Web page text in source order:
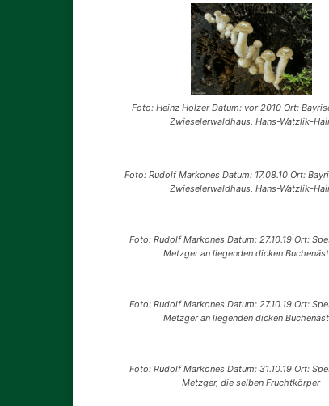
Foto: Heinz Holzer Datum: vor 2010 Ort:
Zwieselerwaldhaus, Hans-Watzlik-
Foto: Rudolf Markones Datum: 17.08.10 Ort:
Zwieselerwaldhaus, Hans-Watzlik-
Foto: Rudolf Markones Datum: 27.10.19 Ort:
Metzger an liegenden dicken
Foto: Rudolf Markones Datum: 27.10.19 Ort:
Metzger an liegenden dicken
Foto: Rudolf Markones Datum: 31.10.19 Ort:
Metzger, die selben Fruchtkörper